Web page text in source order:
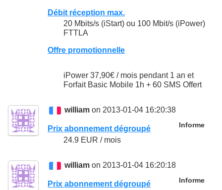
Débit réception max.
20 Mbits/s (iStart) ou 100 Mbit/s (iPower)
FTTLA
Offre promotionnelle
iPower 37,90€ / mois pendant 1 an et
Forfait Basic Mobile 1h + 60 SMS Offert
william on 2013-01-04 16:20:38
Informe
Prix abonnement dégroupé
24.9 EUR / mois
william on 2013-01-04 16:20:18
Informe
Prix abonnement dégroupé